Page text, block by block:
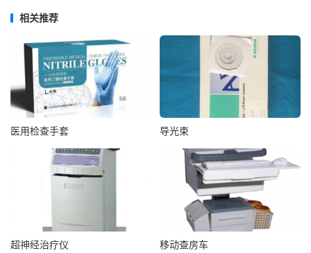
相关推荐
医用检查手套 导光束
超神经治疗仪 移动查房车